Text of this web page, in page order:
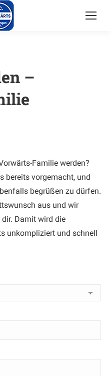
–
Familie werden?
bereits vorgemacht, und
begrüßen zu dürfen.
aus und wir
Damit wird die
unkompliziert und schnell